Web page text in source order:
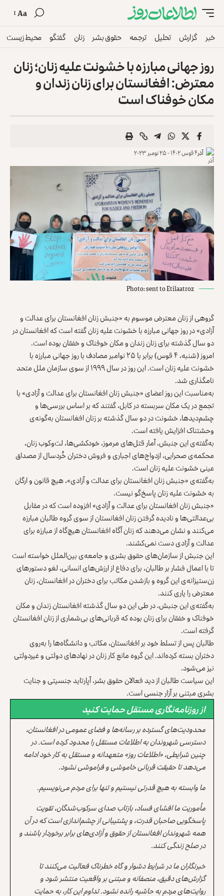
Aa
خبر گزارش تحلیل ترجمه حقوق بشر زنان گفتگو محیط زیست
روز جهانی مبارزه با خشونت علیه زنان؛ زنان
معترض: افغانستان برای زنان زندان و
مکان خوفناک است
آذر۴ قوس ۱۴۰۲ - ۲۵ نومبر ۲۰۲۳
Photo: sent to Etilaatroz
گروهی از زنان معترض موسوم به «جنبش زنان افغانستان برای عدالت و
آزادی» در روز جهانی مبارزه با خشونت علیه زنان گفته است که افغانستان در
دو سال گذشته برای زنان زندان و مکان خوفناک و خفقان بوده است.
امروز (شنبه، ۴ قوس) برابر با ۲۵ نوامبر مصادف با روز جهانی مبارزه با
خشونت علیه زنان است. این روز در سال ۱۹۹۹ از سوی سازمان ملل متحد
نامگذاری شد.
به‌مناسبت این روز اعضای «جنبش زنان افغانستان برای عدالت و آزادی» با
تجمع در یک مکان سربسته در کابل، گفتند که بر اساس بررسی‌ها و
چشم‌دیدها، خشونت در دو سال گذشته بر زنان افغانستان به‌گونه‌ی
وحشتناک افزایش یافته است.
به‌گفته‌ی این جنبش، آمار قتل‌های مرموز، خودکشی‌ها، لت‌وکوب زنان،
محکمه‌ی صحرایی، ازدواج‌های اجباری و فروش دختران خُردسال از مصداق
عینی خشونت علیه زنان است.
به‌گفته‌ی «جنبش زنان افغانستان برای عدالت و آزادی»، هیچ قانون و ارگان
به خشونت علیه زنان پاسخ‌گو نیست.
«جنبش زنان افغانستان برای عدالت و آزادی» افزوده است که در مقابل
بی‌عدالتی‌ها و نادیده گرفتن زنان افغانستان از سوی گروه طالبان مبارزه
می‌کنند و نشان می‌دهند که زنان آگاه افغانستان هیچ‌گاه از مبارزه برای
عدالت و آزادی دست نمی‌کشند.
این جنبش از سازمان‌های حقوق بشری و جامعه‌ی بین‌الملل خواسته‌ است
تا با اعمال فشار بر طالبان، برای دفاع از ارزش‌های انسانی، لغو دستورهای
زن‌ستیزانه‌ی این گروه و بازشدن مکاتب برای دختران در افغانستان، زنان
معترض را یاری کنند.
به‌گفته‌ی این جنبش، در طی این دو سال گذشته افغانستان زندان و مکان
خوفناک و خفقان برای زنان بوده که قربانی‌های بی‌شماری از زنان افغانستان
گرفته است.
طالبان پس از تسلط خود بر افغانستان، مکاتب و دانشگاه‌ها را به‌روی
دختران بسته کرده‌اند. این گروه مانع کار زنان در نهادهای دولتی و غیردولتی
نیز می‌شود.
این سیاست طالبان از دید فعالان حقوق بشر، آپارتاید جنسیتی و جنایت
بشری مبتنی بر آزار جنسی است.
از روزنامه‌نگاری مستقل حمایت کنید
محدودیت‌های گسترده بر رسانه‌ها و فضای عمومی در افغانستان،
دسترسی شهروندان به اطلاعات مستقل را محدود کرده است. در
چنین شرایطی، «اطلاعات روز» متعهدانه و مستقل به کار خود ادامه
می‌دهد تا حقیقت قربانی خاموشی و فراموشی نشود.
ما وابسته به هیچ قدرتی نیستیم و تنها برای مردم می‌نویسیم.
مأموریت ما افشای فساد، بازتاب صدای سرکوب‌شدگان، تقویت
پاسخگویی صاحبان قدرت، و پشتیبانی از چشم‌اندازی است که در آن
همه شهروندان افغانستان از حقوق و آزادی‌های برابر برخوردار باشند و
در صلح زندگی کنند.
خبرنگاران ما در شرایط دشوار و گاه خطرناک فعالیت می‌کنند تا
گزارش‌های دقیق، منصفانه و مبتنی بر واقعیت منتشر شود و
روایت‌های مردم به حاشیه رانده نشود. تداوم این کار، به حمایت